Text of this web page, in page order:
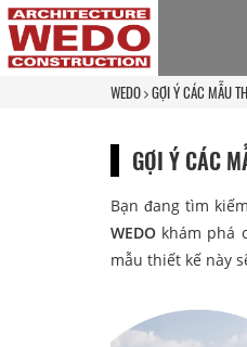
WEDO GỢI Ý CÁC MẪU
GỢI Ý CÁC
Bạn đang tìm
WEDO khám phá
mẫu thiết kế này